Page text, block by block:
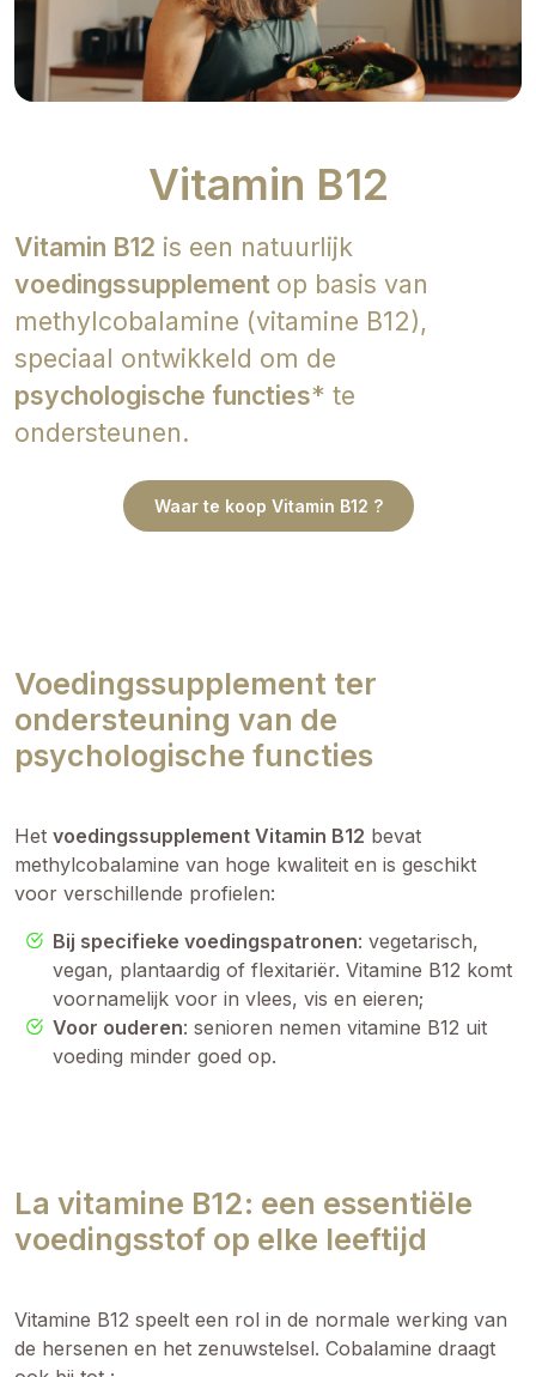
Vitamin B12
Vitamin B12 is een natuurlijk
voedingssupplement op basis van
methylcobalamine (vitamine B12),
speciaal ontwikkeld om de
psychologische functies* te
ondersteunen.
Waar te koop Vitamin B12 ?
Voedingssupplement ter
ondersteuning van de
psychologische functies
Het voedingssupplement Vitamin B12 bevat
methylcobalamine van hoge kwaliteit en is geschikt
voor verschillende profielen:
Bij specifieke voedingspatronen: vegetarisch,
vegan, plantaardig of flexitariër. Vitamine B12 komt
voornamelijk voor in vlees, vis en eieren;
Voor ouderen: senioren nemen vitamine B12 uit
voeding minder goed op.
La vitamine B12: een essentiële
voedingsstof op elke leeftijd
Vitamine B12 speelt een rol in de normale werking van
de hersenen en het zenuwstelsel. Cobalamine draagt